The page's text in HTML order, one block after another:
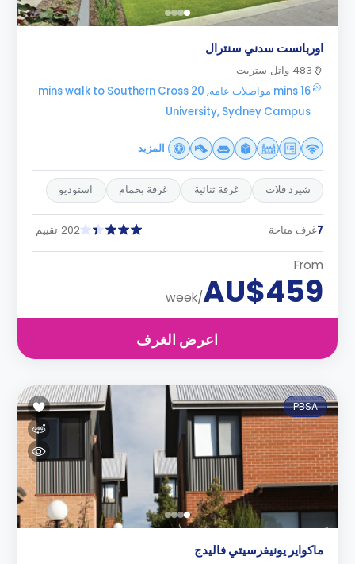
اوربانست سدني سنترال
483 واتل ستريت
16 mins مواصلات عامه, 20 mins walk to Southern Cross
University, Sydney Campus
المزيد
شيرد فلات غرفة ثنائية غرفة بحمام استوديو
7غرف متاحة 202 تقييم
From
AU$459
/week
اعرض الغرف
PBSA
ماكواير يونيفرسيتي فاليدج